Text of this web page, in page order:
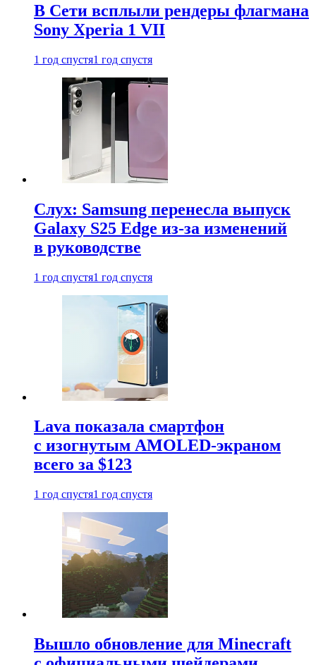
В Сети всплыли рендеры флагмана
Sony Xperia 1 VII
1 год спустя1 год спустя
Слух: Samsung перенесла выпуск
Galaxy S25 Edge из-за изменений
в руководстве
1 год спустя1 год спустя
Lava показала смартфон
с изогнутым AMOLED-экраном
всего за $123
1 год спустя1 год спустя
Вышло обновление для Minecraft